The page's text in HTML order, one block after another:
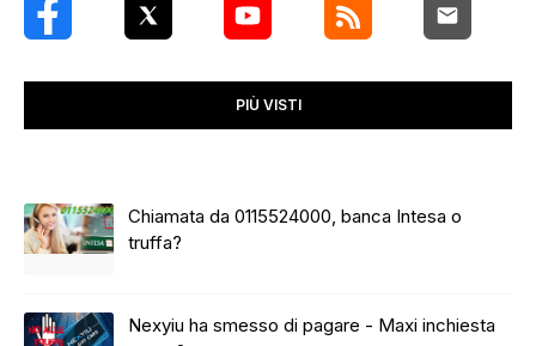
PIÙ VISTI
Chiamata da 0115524000, banca Intesa o
truffa?
Nexyiu ha smesso di pagare - Maxi inchiesta